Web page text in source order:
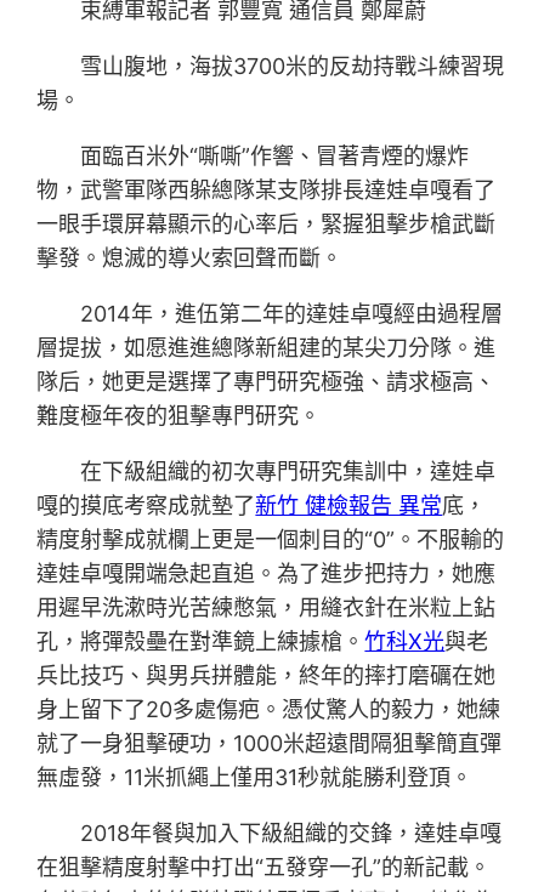
束縛軍報記者 郭豐寬 通信員 鄭犀蔚
雪山腹地，海拔3700米的反劫持戰斗練習現
場。
面臨百米外“嘶嘶”作響、冒著青煙的爆炸
物，武警軍隊西躲總隊某支隊排長達娃卓嘎看了
一眼手環屏幕顯示的心率后，緊握狙擊步槍武斷
擊發。熄滅的導火索回聲而斷。
2014年，進伍第二年的達娃卓嘎經由過程層
層提拔，如愿進進總隊新組建的某尖刀分隊。進
隊后，她更是選擇了專門研究極強、請求極高、
難度極年夜的狙擊專門研究。
在下級組織的初次專門研究集訓中，達娃卓
嘎的摸底考察成就墊了新竹 健檢報告 異常底，
精度射擊成就欄上更是一個刺目的“0”。不服輸的
達娃卓嘎開端急起直追。為了進步把持力，她應
用遲早洗漱時光苦練憋氣，用縫衣針在米粒上鉆
孔，將彈殼壘在對準鏡上練據槍。竹科X光與老
兵比技巧、與男兵拼體能，終年的摔打磨礪在她
身上留下了20多處傷疤。憑仗驚人的毅力，她練
就了一身狙擊硬功，1000米超遠間隔狙擊簡直彈
無虛發，11米抓繩上僅用31秒就能勝利登頂。
2018年餐與加入下級組織的交鋒，達娃卓嘎
在狙擊精度射擊中打出“五發穿一孔”的新記載。